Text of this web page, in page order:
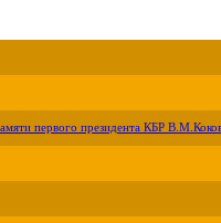
первого президента КБР